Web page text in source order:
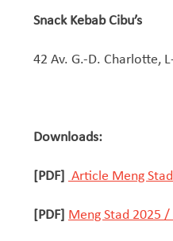
Snack Kebab Cibu’s
42 Av. G.-D. Charlotte,
Downloads:
[PDF] Article Meng Stad
[PDF] Meng Stad 2025 /